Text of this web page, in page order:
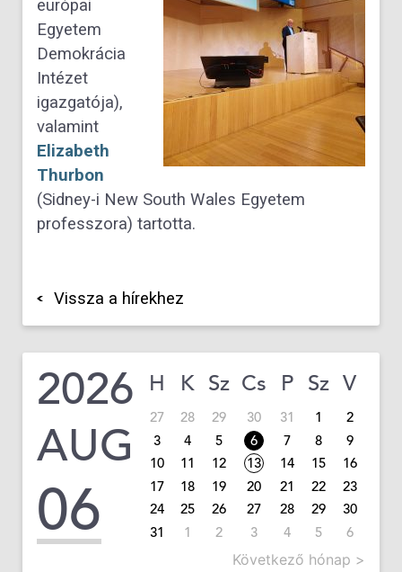
európai
Egyetem
Demokrácia
Intézet
igazgatója),
valamint
Elizabeth
Thurbon
(Sidney-i New South Wales Egyetem
professzora) tartotta.
Vissza a hírekhez
2026
AUG
06
H K Sz Cs P Sz V
27 28 29 30 31 1
2
3
4 5 6 7 8
9
10
11 12 13 14 15
16
17
18 19 20 21 22
23
24
25 26 27 28 29
30
31
1 2 3 4 5 6
Következő hónap >